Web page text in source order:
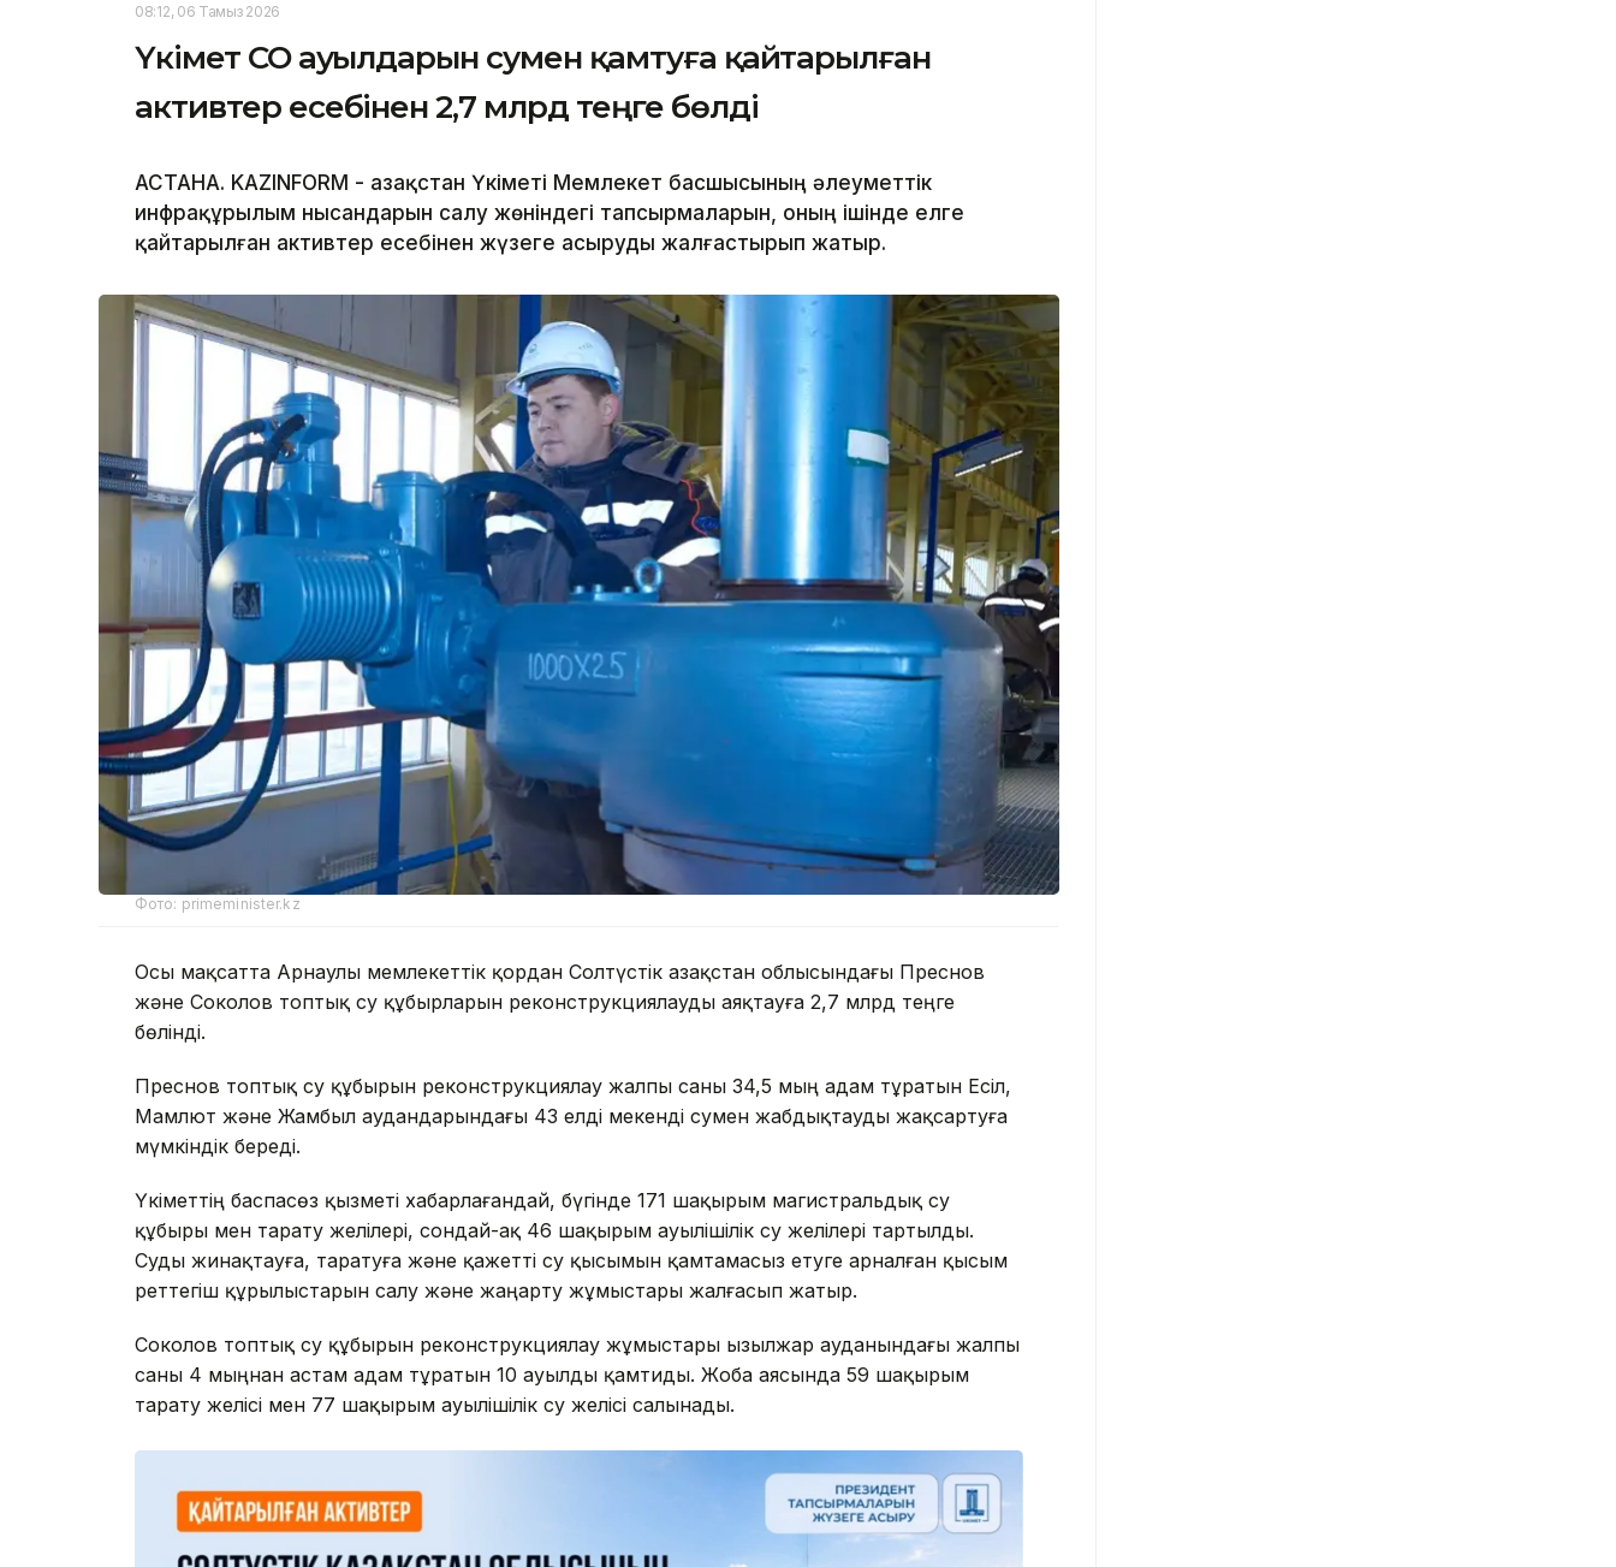
08:12, 06 Тамыз 2026
Үкімет СҚО ауылдарын сумен қамтуға қайтарылған
активтер есебінен 2,7 млрд теңге бөлді
АСТАНА. KAZINFORM - Қазақстан Үкіметі Мемлекет басшысының әлеуметтік
инфрақұрылым нысандарын салу жөніндегі тапсырмаларын, оның ішінде елге
қайтарылған активтер есебінен жүзеге асыруды жалғастырып жатыр.
Фото: primeminister.kz
Осы мақсатта Арнаулы мемлекеттік қордан Солтүстік Қазақстан облысындағы Преснов
және Соколов топтық су құбырларын реконструкциялауды аяқтауға 2,7 млрд теңге
бөлінді.
Преснов топтық су құбырын реконструкциялау жалпы саны 34,5 мың адам тұратын Есіл,
Мамлют және Жамбыл аудандарындағы 43 елді мекенді сумен жабдықтауды жақсартуға
мүмкіндік береді.
Үкіметтің баспасөз қызметі хабарлағандай, бүгінде 171 шақырым магистральдық су
құбыры мен тарату желілері, сондай-ақ 46 шақырым ауылішілік су желілері тартылды.
Суды жинақтауға, таратуға және қажетті су қысымын қамтамасыз етуге арналған қысым
реттегіш құрылыстарын салу және жаңарту жұмыстары жалғасып жатыр.
Соколов топтық су құбырын реконструкциялау жұмыстары Қызылжар ауданындағы жалпы
саны 4 мыңнан астам адам тұратын 10 ауылды қамтиды. Жоба аясында 59 шақырым
тарату желісі мен 77 шақырым ауылішілік су желісі салынады.